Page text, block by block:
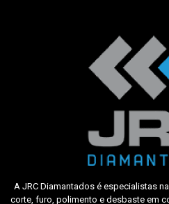
A JRC Diamantados é especialistas
corte, furo, polimento e desbaste em